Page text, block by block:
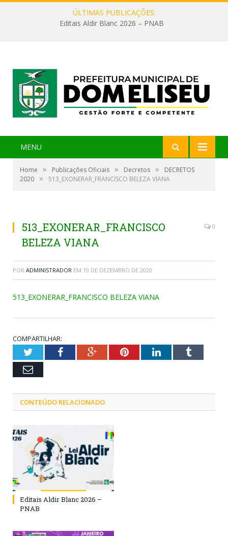
ÚLTIMAS PUBLICAÇÕES:
Editais Aldir Blanc 2026 – PNAB
MENU
Home » Publicações Oficiais » Decretos »
DECRETOS
2020 » 513_EXONERAR_FRANCISCO BELEZA VIANA
513_EXONERAR_FRANCISCO
BELEZA VIANA
0
POR ADMINISTRADOR EM 10 DE DEZEMBRO DE 2020
513_EXONERAR_FRANCISCO BELEZA VIANA
COMPARTILHAR:
TwitterFacebookGoogle+PinterestLinkedInTumblr
Email
CONTEÚDO RELACIONADO
Editais Aldir Blanc 2026 –
PNAB